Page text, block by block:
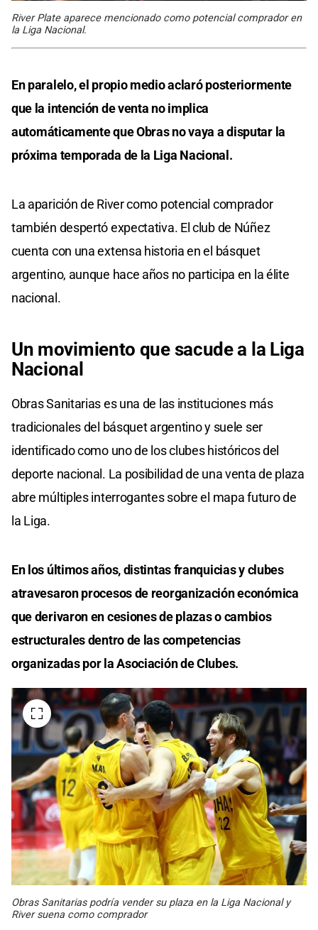
River Plate aparece mencionado como potencial comprador en
la Liga Nacional.
En paralelo, el propio medio aclaró posteriormente
que la intención de venta no implica
automáticamente que Obras no vaya a disputar la
próxima temporada de la Liga Nacional.
La aparición de River como potencial comprador
también despertó expectativa. El club de Núñez
cuenta con una extensa historia en el básquet
argentino, aunque hace años no participa en la élite
nacional.
Un movimiento que sacude a la Liga
Nacional
Obras Sanitarias es una de las instituciones más
tradicionales del básquet argentino y suele ser
identificado como uno de los clubes históricos del
deporte nacional. La posibilidad de una venta de plaza
abre múltiples interrogantes sobre el mapa futuro de
la Liga.
En los últimos años, distintas franquicias y clubes
atravesaron procesos de reorganización económica
que derivaron en cesiones de plazas o cambios
estructurales dentro de las competencias
organizadas por la Asociación de Clubes.
Obras Sanitarias podría vender su plaza en la Liga Nacional y
River suena como comprador